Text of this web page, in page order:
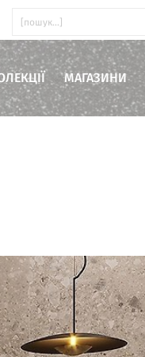
МАГАЗИНИ